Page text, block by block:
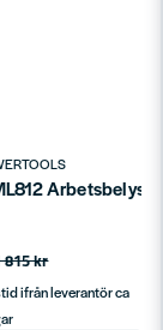
815 kr
ifrån leverantör ca